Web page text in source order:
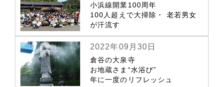
小浜線開業100周年
100人超えで大掃除・ 老若男女
が汗流す
2022年09月30日
倉谷の大泉寺
お地蔵さま“水浴び”
年に一度のリフレッシュ